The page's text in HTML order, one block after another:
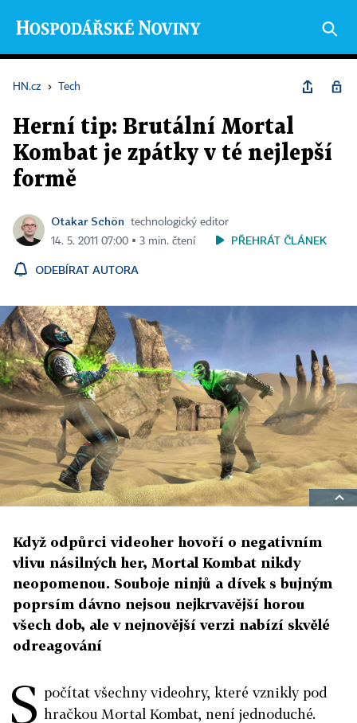
HN.cz › Tech
Herní tip: Brutální Mortal
Kombat je zpátky v té nejlepší
formě
Otakar Schön
technologický editor
14. 5. 2011 07:00 ▪ 3 min. čtení
PŘEHRÁT ČLÁNEK
ODEBÍRAT AUTORA
Když odpůrci videoher hovoří o negativním
vlivu násilných her, Mortal Kombat nikdy
neopomenou. Souboje ninjů a dívek s bujným
poprsím dávno nejsou nejkrvavější horou
všech dob, ale v nejnovější verzi nabízí skvělé
odreagování
S počítat všechny videohry, které vznikly pod
hračkou Mortal Kombat, není jednoduché.